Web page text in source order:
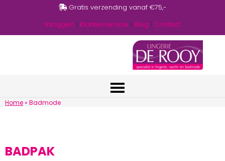
Gratis verzending vanaf €75,-
Inloggen | Klantenservice | Blog | Contact
Home» Badmode
BADPAK